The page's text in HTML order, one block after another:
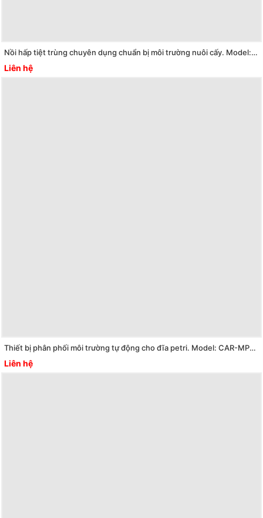
Nồi hấp tiệt trùng chuyên dụng chuẩn bị môi trường nuôi cấy. Model: AE-40-MP
Liên hệ
Thiết bị phân phối môi trường tự động cho đĩa petri. Model: CAR-MP-280/90
Liên hệ